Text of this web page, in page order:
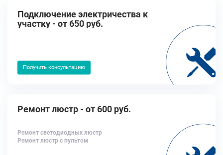
Подключение электричества к
участку - от 650 руб.
Получить консультацию
Ремонт люстр - от 600 руб.
Ремонт светодиодных люстр
Ремонт люстр с пультом